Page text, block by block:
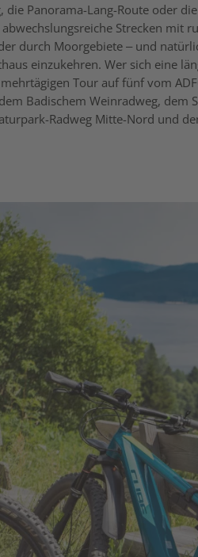
Panorama-Lang-Route oder
Strecken mit
durch Moorgebiete – und
einzukehren. Wer sich eine
Tour auf fünf vom
Badischem Weinradweg, dem
Radweg Mitte-Nord und